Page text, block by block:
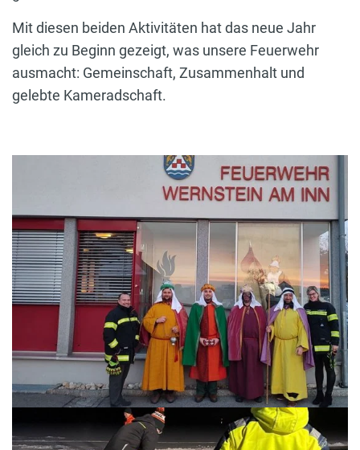
Mit diesen beiden Aktivitäten hat das neue Jahr
gleich zu Beginn gezeigt, was unsere Feuerwehr
ausmacht: Gemeinschaft, Zusammenhalt und
gelebte Kameradschaft.